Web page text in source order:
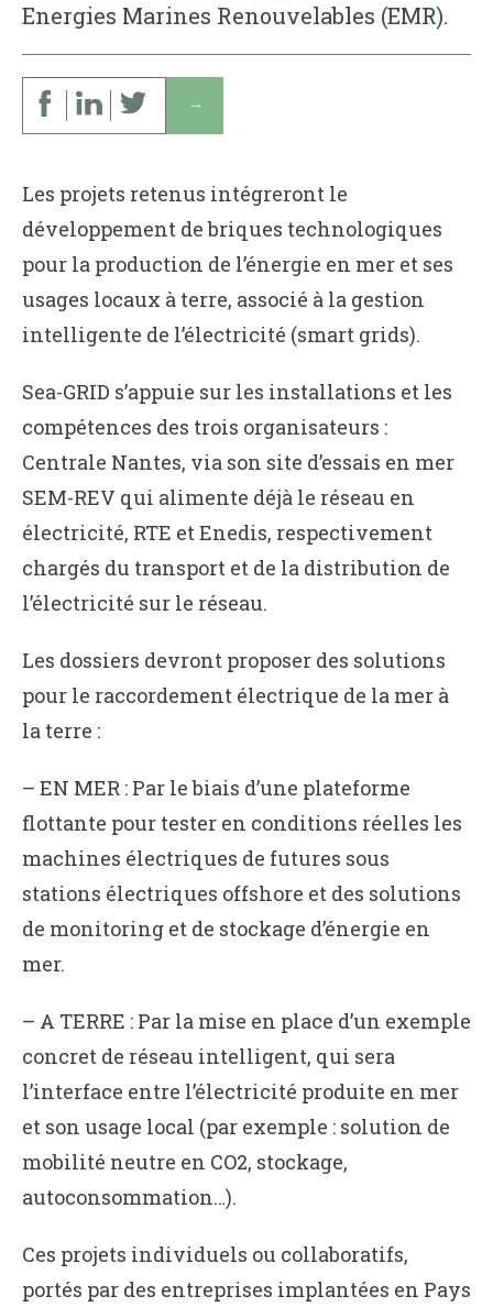
Energies Marines Renouvelables (EMR).
↓
Les projets retenus intégreront le
développement de briques technologiques
pour la production de l’énergie en mer et ses
usages locaux à terre, associé à la gestion
intelligente de l’électricité (smart grids).
Sea-GRID s’appuie sur les installations et les
compétences des trois organisateurs :
Centrale Nantes, via son site d’essais en mer
SEM-REV qui alimente déjà le réseau en
électricité, RTE et Enedis, respectivement
chargés du transport et de la distribution de
l’électricité sur le réseau.
Les dossiers devront proposer des solutions
pour le raccordement électrique de la mer à
la terre :
– EN MER : Par le biais d’une plateforme
flottante pour tester en conditions réelles les
machines électriques de futures sous
stations électriques offshore et des solutions
de monitoring et de stockage d’énergie en
mer.
– A TERRE : Par la mise en place d’un exemple
concret de réseau intelligent, qui sera
l’interface entre l’électricité produite en mer
et son usage local (par exemple : solution de
mobilité neutre en CO2, stockage,
autoconsommation…).
Ces projets individuels ou collaboratifs,
portés par des entreprises implantées en Pays